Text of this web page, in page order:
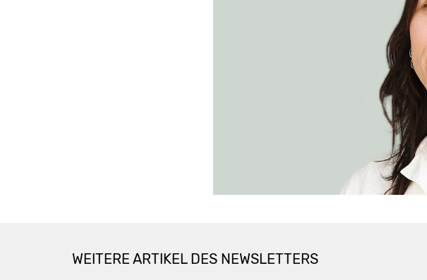
WEITERE ARTIKEL DES NEWSLETTERS